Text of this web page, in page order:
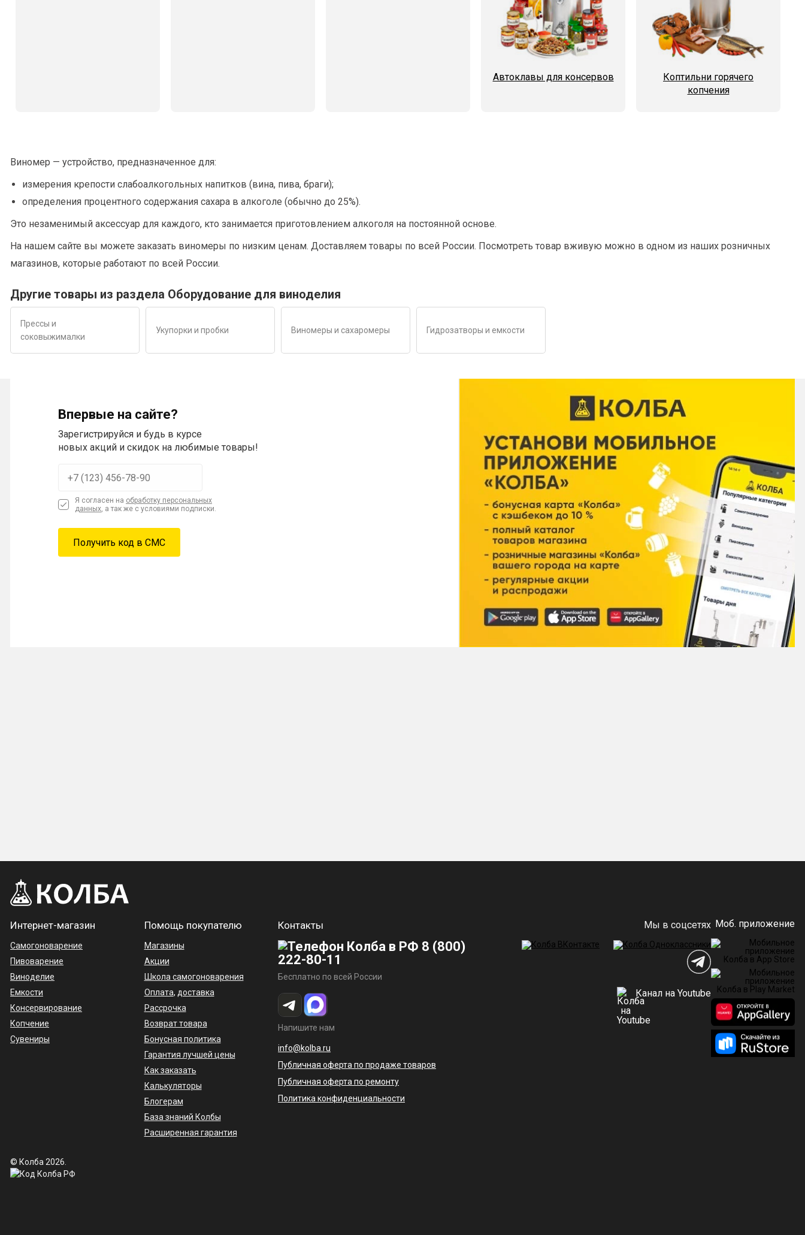
Автоклавы для консервов
Коптильни горячего
копчения
Виномер — устройство, предназначенное для:
измерения крепости слабоалкогольных напитков (вина, пива, браги);
определения процентного содержания сахара в алкоголе (обычно до 25%).
Это незаменимый аксессуар для каждого, кто занимается приготовлением алкоголя на постоянной основе.
На нашем сайте вы можете заказать виномеры по низким ценам. Доставляем товары по всей России. Посмотреть товар вживую можно в одном из наших розничных
магазинов, которые работают по всей России.
Другие товары из раздела Оборудование для виноделия
Прессы и
соковыжималки
Укупорки и пробки Виномеры и сахаромеры Гидрозатворы и емкости
Впервые на сайте?
Зарегистрируйся и будь в курсе
новых акций и скидок на любимые товары!
Я согласен на обработку персональных
данных, а так же с условиями подписки.
Интернет-магазин
Самогоноварение
Пивоварение
Виноделие
Емкости
Консервирование
Копчение
Сувениры
Помощь покупателю
Магазины
Акции
Школа самогоноварения
Оплата, доставка
Рассрочка
Возврат товара
Бонусная политика
Гарантия лучшей цены
Как заказать
Калькуляторы
Блогерам
База знаний Колбы
Расширенная гарантия
Контакты
8 (800)
222-80-11
Бесплатно по всей России
Напишите нам
info@kolba.ru
Публичная оферта по продаже товаров
Публичная оферта по ремонту
Политика конфиденциальности
Мы в соцсетях
Канал на Youtube
Моб. приложение
© Колба 2026.